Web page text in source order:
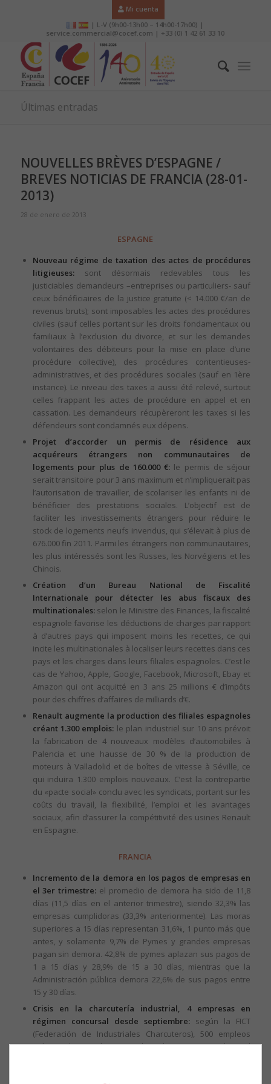
Mi cuenta
| L-V (9h00-13h00 – 14h00-17h00) |
service.commercial@cocef.com | +33 (0) 1 42 61 33 10
Últimas entradas
NOUVELLES BRÈVES D’ESPAGNE /
BREVES NOTICIAS DE FRANCIA (28-01-
2013)
28 de enero de 2013
ESPAGNE
Nouveau régime de taxation des actes de procédures
litigieuses:sont désormais redevables tous les
justiciables demandeurs –entreprises ou particuliers- sauf
ceux bénéficiaires de la justice gratuite (< 14.000 €/an de
revenus bruts); sont imposables les actes des procédures
civiles (sauf celles portant sur les droits fondamentaux ou
familiaux à l’exclusion du divorce, et sur les demandes
volontaires des débiteurs pour la mise en place d’une
procédure collective), des procédures contentieuses-
administratives, et des procédures sociales (sauf en 1ère
instance). Le niveau des taxes a aussi été relevé, surtout
celles frappant les actes de procédure en appel et en
cassation. Les demandeurs récupèreront les taxes si les
défendeurs sont condamnés eux dépens.
Projet d’accorder un permis de résidence aux
acquéreurs étrangers non communautaires de
logements pour plus de 160.000 €: le permis de séjour
serait transitoire pour 3 ans maximum et n’impliquerait pas
l’autorisation de travailler, de scolariser les enfants ni de
bénéficier des prestations sociales. L’objectif est de
faciliter les investissements étrangers pour réduire le
stock de logements neufs invendus, qui s’élevait à plus de
676.000 fin 2011. Parmi les étrangers non communautaires,
les plus intéressés sont les Russes, les Norvégiens et les
Chinois.
Création d’un Bureau National de Fiscalité
Internationale pour détecter les abus fiscaux des
multinationales:selon le Ministre des Finances, la fiscalité
espagnole favorise les déductions de charges par rapport
à d’autres pays qui imposent moins les recettes, ce qui
incite les multinationales à localiser leurs recettes dans ces
pays et les charges dans leurs filiales espagnoles. C’est le
cas de Yahoo, Apple, Google, Facebook, Microsoft, Ebay et
Amazon qui ont acquitté en 3 ans 25 millions € d’impôts
pour des chiffres d’affaires de milliards d’€.
Renault augmente la production des filiales espagnoles
créant 1.300 emplois: le plan industriel sur 10 ans prévoit
la fabrication de 4 nouveaux modèles d’automobiles à
Palencia et une hausse de 30 % de la production de
moteurs à Valladolid et de boîtes de vitesse à Séville, ce
qui induira 1.300 emplois nouveaux. C’est la contrepartie
du «pacte social» conclu avec les syndicats, portant sur les
coûts du travail, la flexibilité, l’emploi et les avantages
sociaux, afin d’assurer la compétitivité des usines Renault
en Espagne.
FRANCIA
Incremento de la demora en los pagos de empresas en
el 3er trimestre: el promedio de demora ha sido de 11,8
días (11,5 días en el anterior trimestre), siendo 32,3% las
empresas cumplidoras (33,3% anteriormente). Las moras
superiores a 15 días representan 31,6%, 1 punto más que
antes, y solamente 9,7% de Pymes y grandes empresas
pagan sin demora. 42,8% de pymes aplazan sus pagos de
1 a 15 días y 28,9% de 15 a 30 días, mientras que la
Administración pública demora 22,6% de sus pagos entre
15 y 30 días.
Crisis en la charcutería industrial, 4 empresas en
régimen concursal desde septiembre: según la FICT
(Federación de Industriales Charcuteros), 500 empleos
peligran de inmediato y, a plazo, hasta 1500 empleos. El